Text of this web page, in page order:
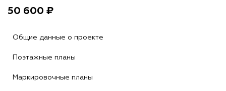
50 600 ₽
Общие данные о проекте
Поэтажные планы
Маркировочные планы